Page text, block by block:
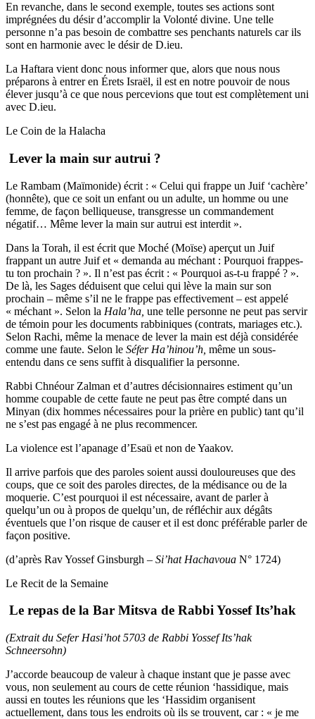
En revanche, dans le second exemple, toutes ses actions sont
imprégnées du désir d’accomplir la Volonté divine. Une telle
personne n’a pas besoin de combattre ses penchants naturels car ils
sont en harmonie avec le désir de D.ieu.
La Haftara vient donc nous informer que, alors que nous nous
préparons à entrer en Érets Israël, il est en notre pouvoir de nous
élever jusqu’à ce que nous percevions que tout est complètement uni
avec D.ieu.
Le Coin de la Halacha
Lever la main sur autrui ?
Le Rambam (Maïmonide) écrit : « Celui qui frappe un Juif ‘cachère’
(honnête), que ce soit un enfant ou un adulte, un homme ou une
femme, de façon belliqueuse, transgresse un commandement
négatif… Même lever la main sur autrui est interdit ».
Dans la Torah, il est écrit que Moché (Moïse) aperçut un Juif
frappant un autre Juif et « demanda au méchant : Pourquoi frappes-
tu ton prochain ? ». Il n’est pas écrit : « Pourquoi as-t-u frappé ? ».
De là, les Sages déduisent que celui qui lève la main sur son
prochain – même s’il ne le frappe pas effectivement – est appelé
« méchant ». Selon la Hala’ha une telle personne ne peut pas servir
de témoin pour les documents rabbiniques (contrats, mariages etc.).
Selon Rachi, même la menace de lever la main est déjà considérée
comme une faute. Selon le Séfer Ha’hinou’h même un sous-
entendu dans ce sens suffit à disqualifier la personne.
Rabbi Chnéour Zalman et d’autres décisionnaires estiment qu’un
homme coupable de cette faute ne peut pas être compté dans un
Minyan (dix hommes nécessaires pour la prière en public) tant qu’il
ne s’est pas engagé à ne plus recommencer.
La violence est l’apanage d’Esaü et non de Yaakov.
Il arrive parfois que des paroles soient aussi douloureuses que des
coups, que ce soit des paroles directes, de la médisance ou de la
moquerie. C’est pourquoi il est nécessaire, avant de parler à
quelqu’un ou à propos de quelqu’un, de réfléchir aux dégâts
éventuels que l’on risque de causer et il est donc préférable parler de
façon positive.
(d’après Rav Yossef Ginsburgh – Si’hat Hachavoua N° 1724)
Le Recit de la Semaine
Le repas de la Bar Mitsva de Rabbi Yossef Its’hak
(Extrait du Sefer Hasi’hot 5703 de Rabbi Yossef Its’hak
Schneersohn)
J’accorde beaucoup de valeur à chaque instant que je passe avec
vous, non seulement au cours de cette réunion ‘hassidique, mais
aussi en toutes les réunions que les ‘Hassidim organisent
actuellement, dans tous les endroits où ils se trouvent, car : « je me